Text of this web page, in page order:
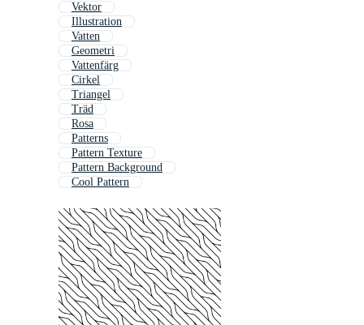
Vektor
Illustration
Vatten
Geometri
Vattenfärg
Cirkel
Triangel
Träd
Rosa
Patterns
Pattern Texture
Pattern Background
Cool Pattern